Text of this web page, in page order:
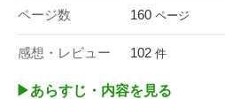
ページ数 160 ページ
感想・レビュー 102 件
▶︎あらすじ・内容を見る